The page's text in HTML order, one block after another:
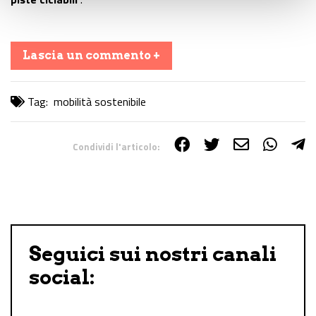
Lascia un commento +
Tag: mobilità sostenibile
Condividi l'articolo:
Seguici sui nostri canali
social: